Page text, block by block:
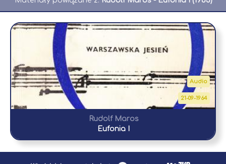
Audio
21-09-1964
Rudolf Maros
Eufonia I